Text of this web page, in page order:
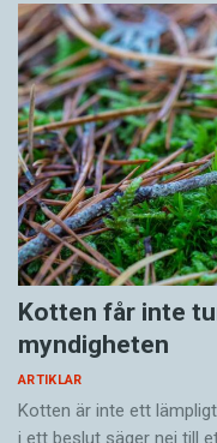
Kotten får inte
myndigheten
ARTIKLAR
Kotten är inte ett
i ett beslut säger nej till